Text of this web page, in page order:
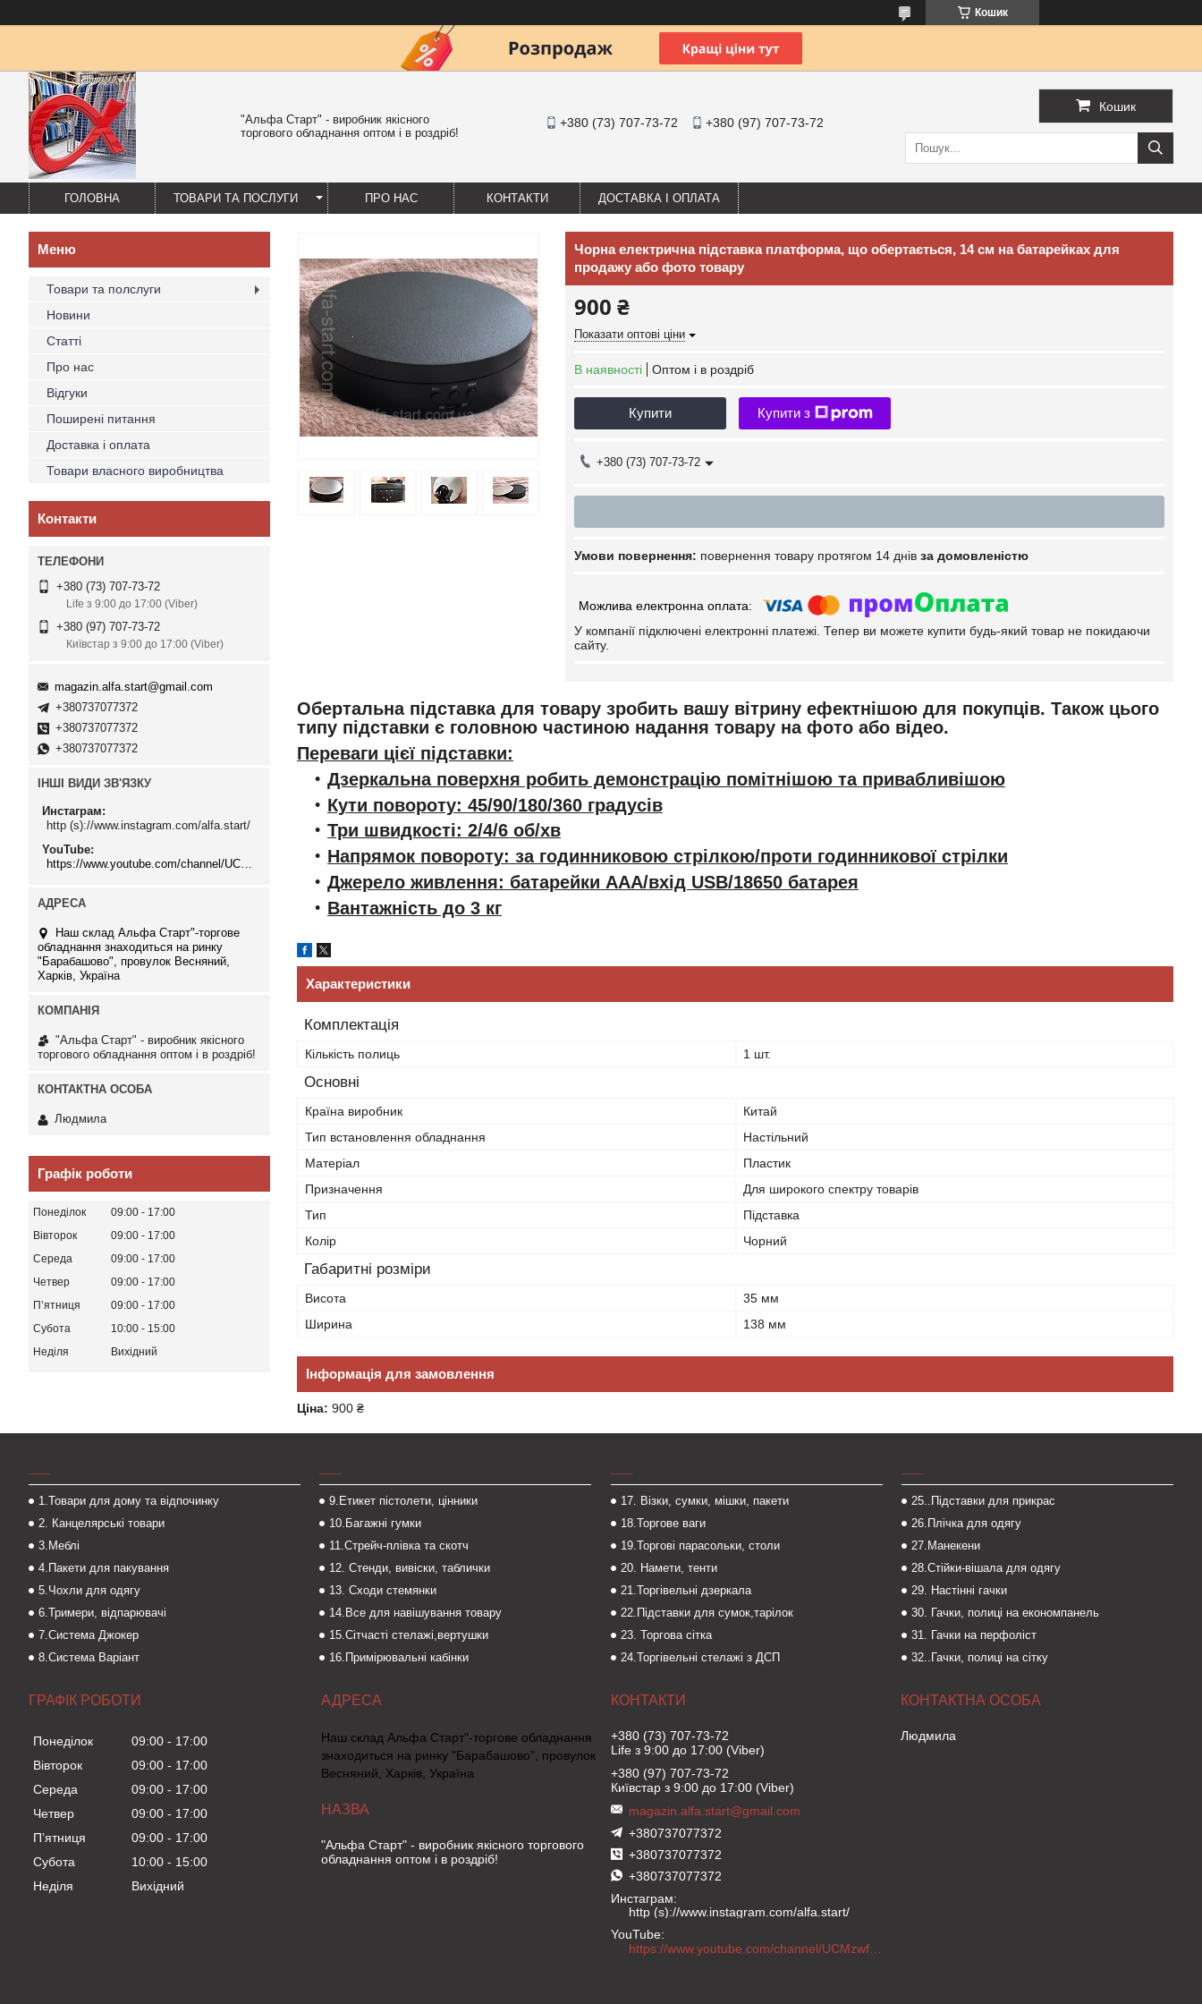
Кошик
"Альфа Старт" - виробник якісного
торгового обладнання оптом і в роздріб!
+380 (73) 707-73-72 +380 (97) 707-73-72
Кошик
ГОЛОВНА ТОВАРИ ТА ПОСЛУГИ ПРО НАС КОНТАКТИ ДОСТАВКА І ОПЛАТА
Чорна електрична підставка платформа, що обертається, 14 см на батарейках для
продажу або фото товару
900 ₴
Показати оптові ціни
В наявності Оптом і в роздріб
Купити Купити з
+380 (73) 707-73-72
повернення товару протягом 14 днів за домовленістю
У компанії підключені електронні платежі. Тепер ви можете купити будь-який товар не покидаючи
сайту.
Обертальна підставка для товару зробить вашу вітрину ефектнішою для покупців. Також цього
типу підставки є головною частиною надання товару на фото або відео.
Переваги цієї підставки:
Дзеркальна поверхня робить демонстрацію помітнішою та привабливішою
Кути повороту: 45/90/180/360 градусів
Три швидкості: 2/4/6 об/хв
Напрямок повороту: за годинниковою стрілкою/проти годинникової стрілки
Джерело живлення: батарейки AAA/вхід USB/18650 батарея
Вантажність до 3 кг
Характеристики
Комплектація
Кількість полиць 1 шт.
Основні
Країна виробник
Китай
Тип встановлення обладнання
Настільний
Матеріал
Пластик
Призначення
Для широкого спектру товарів
Тип
Підставка
Колір
Чорний
Габаритні розміри
Висота
35 мм
Ширина
138 мм
Інформація для замовлення
Ціна: 900 ₴
Товари та полслуги
Новини
Статті
Про нас
Відгуки
Поширені питання
Доставка і оплата
Товари власного виробництва
Контакти
+380 (73) 707-73-72
Life з 9:00 до 17:00 (Viber)
+380 (97) 707-73-72
Київстар з 9:00 до 17:00 (Viber)
magazin.alfa.start@gmail.com
+380737077372
+380737077372
+380737077372
ІНШІ ВИДИ ЗВ'ЯЗКУ
Инстаграм
http (s)://www.instagram.com/alfa.start/
YouTube
Наш склад Альфа Старт"-торгове
обладнання знаходиться на ринку
"Барабашово", провулок Весняний,
Харків, Україна
"Альфа Старт" - виробник якісного
торгового обладнання оптом і в роздріб!
Людмила
Графік роботи
Понеділок 09:00
17:00
Вівторок
09:00
17:00
Середа
09:00
17:00
Четвер
09:00
17:00
Пʼятниця
09:00
17:00
Субота
10:00
15:00
Неділя
Вихідний
1.Товари для дому та відпочинку
2. Канцелярські товари
3.Меблі
4.Пакети для пакування
5.Чохли для одягу
6.Тримери, відпарювачі
7.Система Джокер
8.Система Варіант
9.Етикет пістолети, цінники
10.Багажні гумки
11.Стрейч-плівка та скотч
12. Стенди, вивіски, таблички
13. Сходи стемянки
14.Все для навішування товару
15.Сітчасті стелажі,вертушки
16.Примірювальні кабінки
17. Візки, сумки, мішки, пакети
18.Торгове ваги
19.Торгові парасольки, столи
20. Намети, тенти
21.Торгівельні дзеркала
22.Підставки для сумок,тарілок
23. Торгова сітка
24.Торгівельні стелажі з ДСП
25..Підставки для прикрас
26.Плічка для одягу
27.Манекени
28.Стійки-вішала для одягу
29. Настінні гачки
30. Гачки, полиці на економпанель
31. Гачки на перфоліст
32..Гачки, полиці на сітку
ГРАФІК РОБОТИ
Понеділок 09:00
17:00
Вівторок
09:00
17:00
Середа
09:00
17:00
Четвер
09:00
17:00
Пʼятниця
09:00
17:00
Субота
10:00
15:00
Неділя
Вихідний
Наш склад Альфа Старт"-торгове обладнання
знаходиться на ринку "Барабашово", провулок
Весняний, Харків, Україна
"Альфа Старт" - виробник якісного торгового
обладнання оптом і в роздріб!
+380 (73) 707-73-72
Life з 9:00 до 17:00 (Viber)
+380 (97) 707-73-72
Київстар з 9:00 до 17:00 (Viber)
magazin.alfa.start@gmail.com
+380737077372
+380737077372
+380737077372
Инстаграм
http (s)://www.instagram.com/alfa.start/
YouTube
Людмила